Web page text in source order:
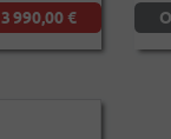
3 990,00 €